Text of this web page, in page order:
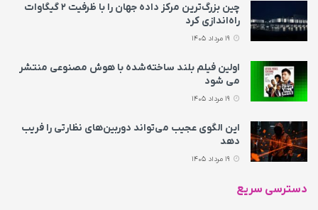
چین بزرگ‌ترین مرکز داده جهان را با ظرفیت ۲ گیگاوات
راه‌اندازی کرد
اولین فیلم بلند ساخته‌شده با هوش مصنوعی منتشر
می‌ شود
این الگوی عجیب می‌تواند دوربین‌های نظارتی را فریب
دهد
دسترسی سریع